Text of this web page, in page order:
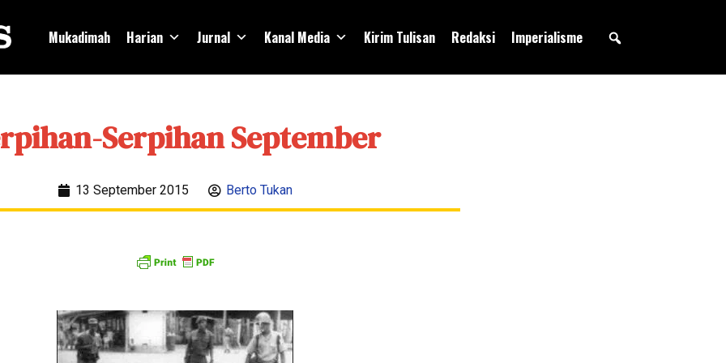
Mukadimah Harian Jurnal Kanal Media Kirim Tulisan Redaksi Imperialisme
Serpihan September
13 September 2015 Berto Tukan